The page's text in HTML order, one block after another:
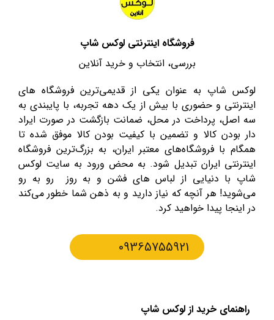
فروشگاه اینترنتی لوکس شاپ
بررسی، انتخاب و خرید آنلاین
لوکس شاپ به عنوان یکی از قدیمی‌ترین فروشگاه های
اینترنتی و حضوری با بیش از یک دهه تجربه، با پایبندی به
سه اصل، پرداخت در محل، ضمانت بازگشت در صورت ایراد
دار بودن کالا و تضمین با کیفیت بودن کالا موفق شده تا
همگام با فروشگاه‌های معتبر ایران، به بزرگ‌ترین فروشگاه
اینترنتی ایران تبدیل شود. به محض ورود به سایت لوکس
شاپ با دنیایی از لباس های فشن و به روز رو به رو
می‌شوید! هر آنچه که نیاز دارید و به ذهن شما خطور می‌کند
در اینجا پیدا خواهید کرد.
09365755921
راهنمای خرید از لوکس شاپ